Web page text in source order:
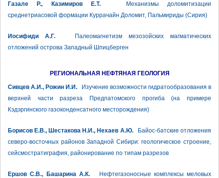
Газале Р., Казимиров Е.Т.Механизмы доломитизации
среднетриасовой формации Куррачайн Доломит, Пальмириды (Сирия)
Иосифиди А.Г. Палеомагнетизм мезозойских магматических
отложений острова Западный Шпицберген
РЕГИОНАЛЬНАЯ НЕФТЯНАЯ ГЕОЛОГИЯ
Сивцев А.И., Рожин И.И. Изучение возможности гидратообразования в
верхней части разреза Предпатомского прогиба (на примере
Кэдэргинского газоконденсатного месторождения)
Борисов Е.В., Шестакова Н.И., Нехаев А.Ю.
Байос-батские отложения
северо-восточных районов Западной Сибири: геологическое строение,
сейсмостратиграфия, районирование по типам разрезов
Ершов С.В., Башарина А.К.Нефтегазоносные комплексы меловых